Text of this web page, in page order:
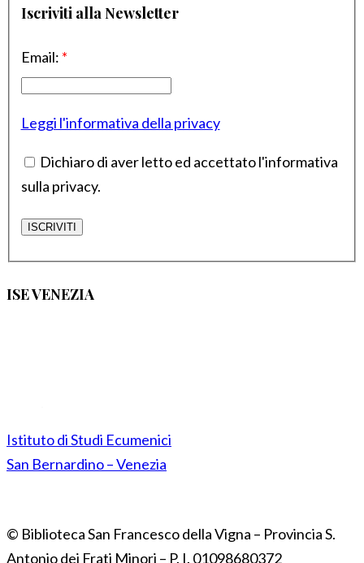
Iscriviti alla Newsletter
Email: *
Leggi l'informativa della privacy
Dichiaro di aver letto ed accettato l'informativa
sulla privacy.
ISE VENEZIA
Istituto di Studi Ecumenici
San Bernardino – Venezia
© Biblioteca San Francesco della Vigna – Provincia S.
Antonio dei Frati Minori – P. I. 01098680372